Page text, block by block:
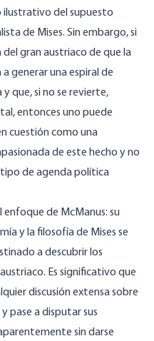
ilustrativo del supuesto
de Mises. Sin embargo, si
del gran austriaco de que la
generar una espiral de
que, si no se revierte,
entonces uno puede
cuestión como una
de este hecho y no
de agenda política
de McManus: su
y la filosofía de Mises se
a descubrir los
Es significativo que
discusión extensa sobre
y pase a disputar sus
sin darse